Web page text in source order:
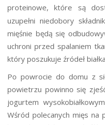
proteinowe, które są
uzupełni niedobory
mięśnie będą się
uchroni przed spalaniem
który poszukuje źródeł
Po powrocie do domu z
powietrzu powinno się
jogurtem
Wśród polecanych mięs na